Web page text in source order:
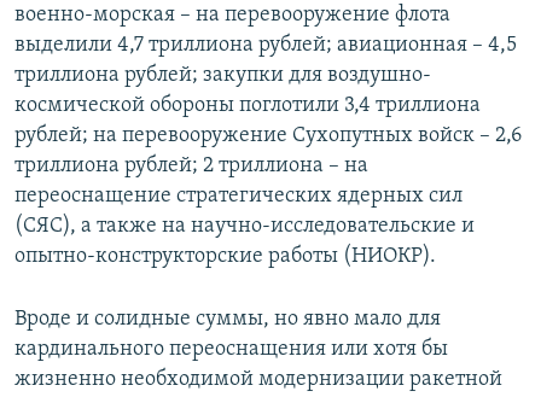
военно-морская – на перевооружение флота
выделили 4,7 триллиона рублей; авиационная – 4,5
триллиона рублей; закупки для воздушно-
космической обороны поглотили 3,4 триллиона
рублей; на перевооружение Сухопутных войск – 2,6
триллиона рублей; 2 триллиона – на
переоснащение стратегических ядерных сил
(СЯС), а также на научно-исследовательские и
опытно-конструкторские работы (НИОКР).
Вроде и солидные суммы, но явно мало для
кардинального переоснащения или хотя бы
жизненно необходимой модернизации ракетной